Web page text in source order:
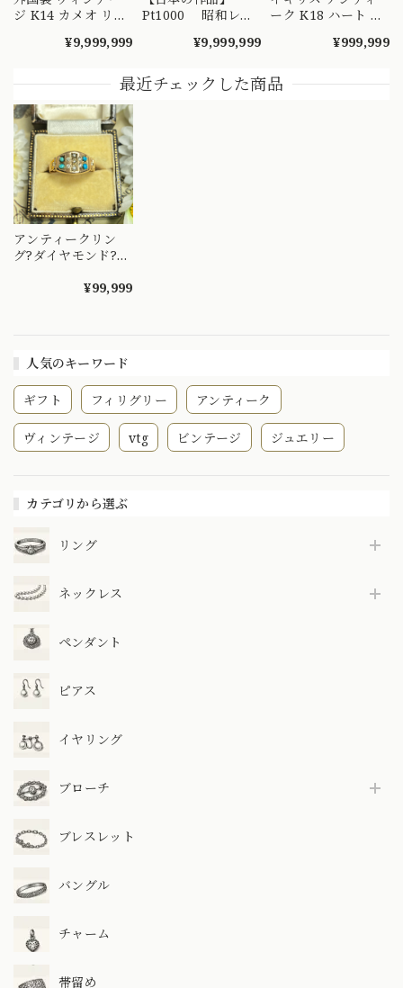
人気のキーワード
ギフト フィリグリー アンティーク
ヴィンテージ vtg ビンテージ ジュエリー
カテゴリから選ぶ
リング
ネックレス
ペンダント
ピアス
イヤリング
ブローチ
ブレスレット
バングル
チャーム
帯留め
ジ K14 カメオ リン
しめるようなデザイ
¥9,999,999
Pt1000 昭和レト
リング 捻り梅
り 吉祥文様 ～
楚々とした可憐な華
¥9,999,999
ーク K18 ハート エ
り リング 1908年 バ
ーディアン 全周彫
刻 総柄 MR00841
¥999,999
最近チェックした商品
アンティークリン
グ?ダイヤモンド?
可♪イギリス英国
¥99,999